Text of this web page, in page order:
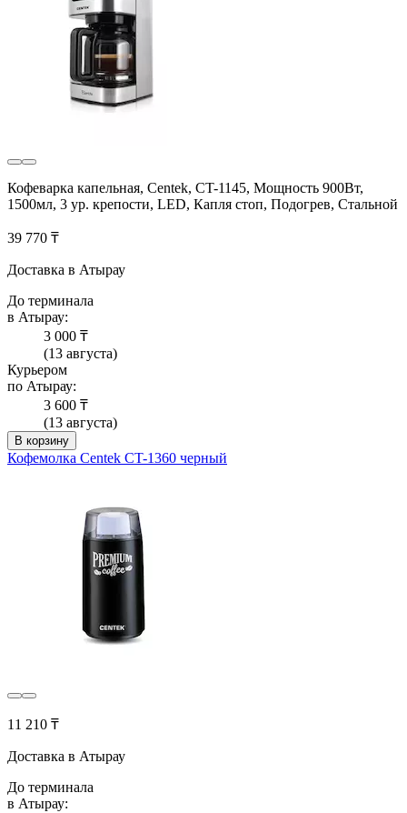
Кофеварка капельная, Centek, CT-1145, Мощность 900Вт,
1500мл, 3 ур. крепости, LED, Капля стоп, Подогрев, Стальной
39 770 ₸
Доставка в Атырау
До терминала
в Атырау:
3 000 ₸
(13 августа)
Курьером
по Атырау:
3 600 ₸
(13 августа)
В корзину
Кофемолка Centek CT-1360 черный
11 210 ₸
Доставка в Атырау
До терминала
в Атырау: